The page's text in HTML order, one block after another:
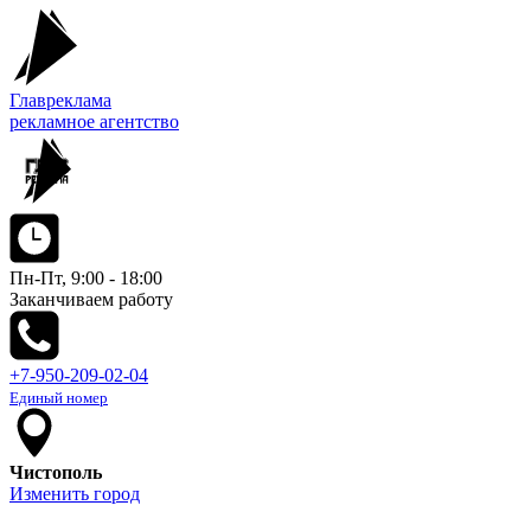
Главреклама
рекламное агентство
Пн-Пт, 9:00 - 18:00
Заканчиваем работу
+7-950-209-02-04
Единый номер
Чистополь
Изменить город